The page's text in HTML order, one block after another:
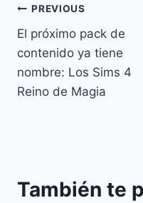
Navegación
de
entradas
PREVIOUS
El próximo pack de
contenido ya tiene
nombre: Los Sims 4
Reino de Magia
También te